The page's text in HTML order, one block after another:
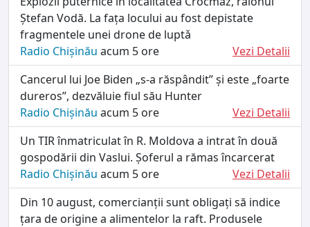
Ștefan Vodă. La fața locului au fost depistate
fragmentele unei drone de luptǎ
Radio Chișinău acum 5 ore
Vezi Detalii
Cancerul lui Joe Biden „s-a răspândit” și este „foarte
dureros”, dezvăluie fiul său Hunter
Radio Chișinău acum 5 ore
Vezi Detalii
Un TIR înmatriculat în R. Moldova a intrat în două
gospodării din Vaslui. Șoferul a rămas încarcerat
Radio Chișinău acum 5 ore
Vezi Detalii
Din 10 august, comercianții sunt obligați să indice
țara de origine a alimentelor la raft. Produsele